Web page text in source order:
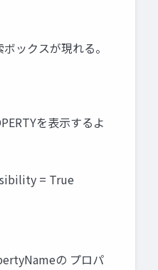
ックスが現れる。
を表示するよ
= True
の プロパ